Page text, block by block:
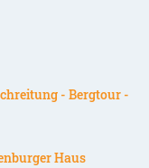
- Bergtour -
Haus